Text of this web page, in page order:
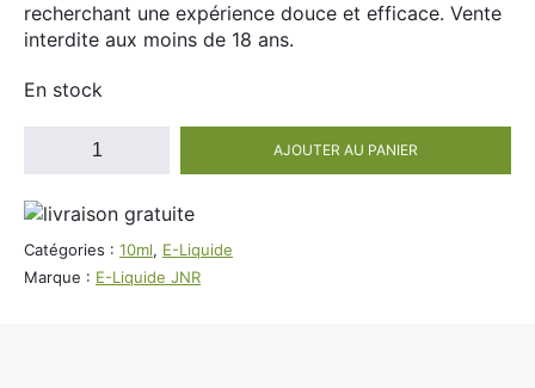
recherchant une expérience douce et efficace. Vente
interdite aux moins de 18 ans.
En stock
quantité
Liquide
JNR
Blueberry
AJOUTER AU PANIER
Catégories : 10ml, E-Liquide
Marque : E-Liquide JNR
Al Fakher
SoGood
10ml
50ml
100ml
Nouveautés